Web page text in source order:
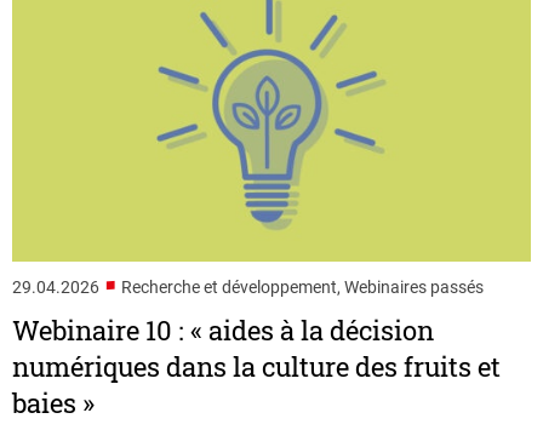
29.04.2026 ■ Recherche et développement, Webinaires passés
Webinaire 10 : « aides à la décision
numériques dans la culture des fruits et
baies »